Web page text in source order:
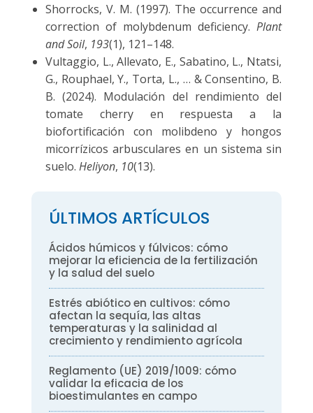
Shorrocks, V. M. (1997). The occurrence and
correction of molybdenum deficiency.Plant
and Soil, 193(1), 121–148.
Vultaggio, L., Allevato, E., Sabatino, L., Ntatsi,
G., Rouphael, Y., Torta, L., … & Consentino, B.
B. (2024). Modulación del rendimiento del
tomate cherry en respuesta a la
biofortificación con molibdeno y hongos
micorrízicos arbusculares en un sistema sin
suelo. Heliyon, 10(13).
ÚLTIMOS ARTÍCULOS
Ácidos húmicos y fúlvicos: cómo
mejorar la eficiencia de la fertilización
y la salud del suelo
Estrés abiótico en cultivos: cómo
afectan la sequía, las altas
temperaturas y la salinidad al
crecimiento y rendimiento agrícola
Reglamento (UE) 2019/1009: cómo
validar la eficacia de los
bioestimulantes en campo